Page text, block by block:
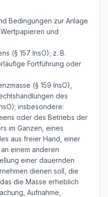
Bedingungen zur Anlage
und
(§ 157 InsO); z. B.
Fortführung oder
(§ 159 InsO),
des
insbesondere:
oder des Betriebs der
im Ganzen, eines
aus freier Hand, einer
einem anderen
einer dauernden
dienen soll, die
die Masse erheblich
Aufnahme,